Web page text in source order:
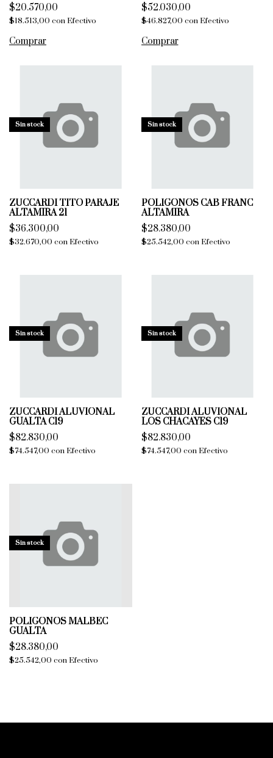
$20.570,00
$18.513,00 conEfectivo
$52.030,00
$46.827,00 con Efectivo
Sin stock
ZUCCARDI TITO PARAJE
ALTAMIRA 21
$36.300,00
$32.670,00 conEfectivo
Sin stock
POLIGONOS CAB FRANC
ALTAMIRA
$28.380,00
$25.542,00 con Efectivo
Sin stock
ZUCCARDI ALUVIONAL
GUALTA C19
$82.830,00
$74.547,00 conEfectivo
Sin stock
ZUCCARDI ALUVIONAL
LOS CHACAYES C19
$82.830,00
$74.547,00 con Efectivo
Sin stock
POLIGONOS MALBEC
GUALTA
$28.380,00
$25.542,00 conEfectivo